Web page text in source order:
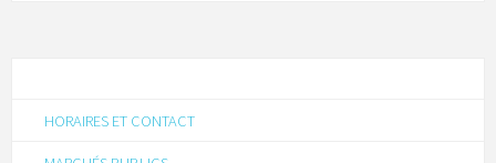
HORAIRES ET CONTACT